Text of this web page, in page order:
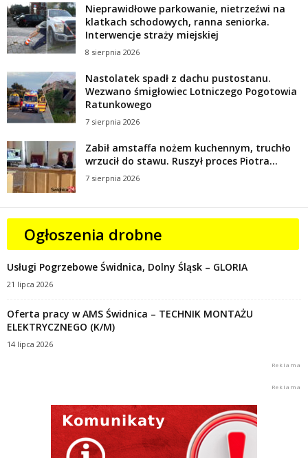
Nieprawidłowe parkowanie, nietrzeźwi na
klatkach schodowych, ranna seniorka.
Interwencje straży miejskiej
8 sierpnia 2026
Nastolatek spadł z dachu pustostanu.
Wezwano śmigłowiec Lotniczego Pogotowia
Ratunkowego
7 sierpnia 2026
Zabił amstaffa nożem kuchennym, truchło
wrzucił do stawu. Ruszył proces Piotra...
7 sierpnia 2026
Ogłoszenia drobne
Usługi Pogrzebowe Świdnica, Dolny Śląsk – GLORIA
21 lipca 2026
Oferta pracy w AMS Świdnica – TECHNIK MONTAŻU
ELEKTRYCZNEGO (K/M)
14 lipca 2026